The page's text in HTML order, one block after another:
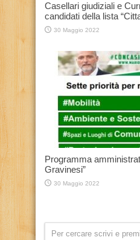
Casellari giudiziali e
candidati della lista
30 Maggio 2022
Programma
Gravinesi”
30 Maggio 2022